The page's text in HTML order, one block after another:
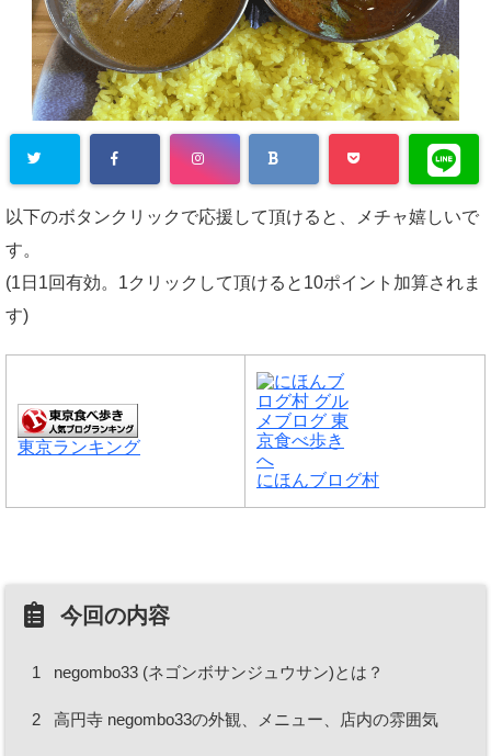
以下のボタンクリックで応援して頂けると、メチャ嬉しいで
す。
(1日1回有効。1クリックして頂けると10ポイント加算されま
す)
東京ランキング
にほんブログ村
今回の内容
1 negombo33 (ネゴンボサンジュウサン)とは？
2 高円寺 negombo33の外観、メニュー、店内の雰囲気